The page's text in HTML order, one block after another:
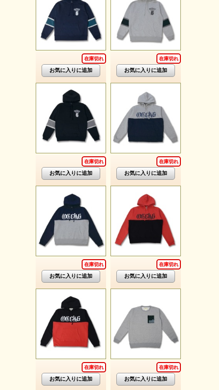
在庫切れ 在庫切れ
在庫切れ 在庫切れ
在庫切れ 在庫切れ
在庫切れ 在庫切れ